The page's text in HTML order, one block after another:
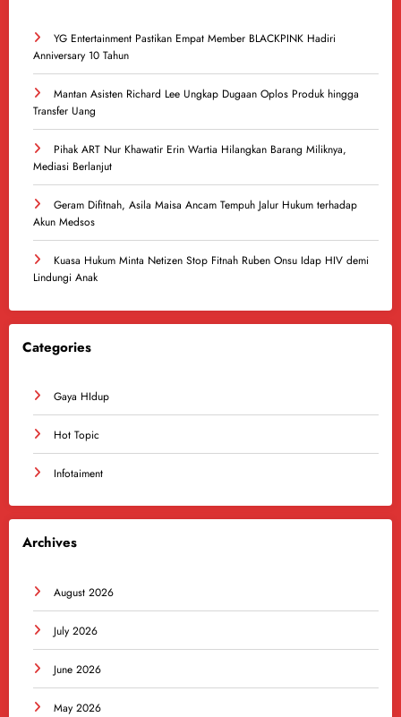
YG Entertainment Pastikan Empat Member BLACKPINK Hadiri
Anniversary 10 Tahun
Mantan Asisten Richard Lee Ungkap Dugaan Oplos Produk hingga
Transfer Uang
Pihak ART Nur Khawatir Erin Wartia Hilangkan Barang Miliknya,
Mediasi Berlanjut
Geram Difitnah, Asila Maisa Ancam Tempuh Jalur Hukum terhadap
Akun Medsos
Kuasa Hukum Minta Netizen Stop Fitnah Ruben Onsu Idap HIV demi
Lindungi Anak
Categories
Gaya HIdup
Hot Topic
Infotaiment
Archives
August 2026
July 2026
June 2026
May 2026